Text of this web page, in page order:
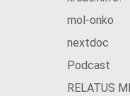
mol-onko
nextdoc
Podcast
RELATUS